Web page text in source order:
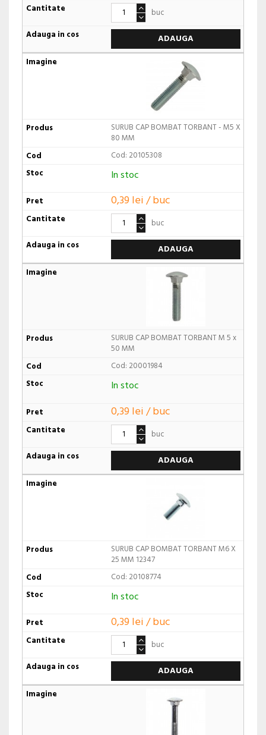
buc
ADAUGA
SURUB CAP BOMBAT TORBANT - M5 X
80 MM
Cod: 20105308
In stoc
0,39 lei / buc
buc
ADAUGA
SURUB CAP BOMBAT TORBANT M 5 x
50 MM
Cod: 20001984
In stoc
0,39 lei / buc
buc
ADAUGA
SURUB CAP BOMBAT TORBANT M6 X
25 MM 12347
Cod: 20108774
In stoc
0,39 lei / buc
buc
ADAUGA